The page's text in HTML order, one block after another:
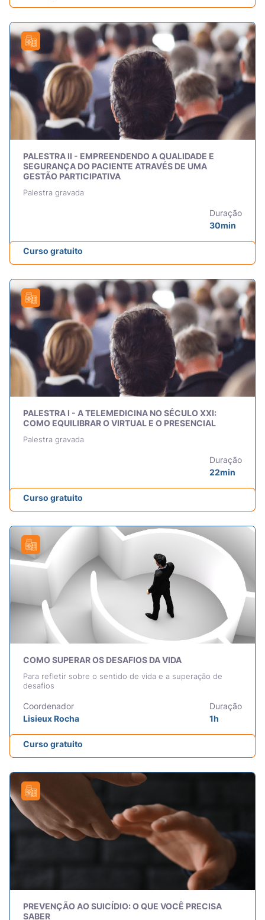
PALESTRA II - EMPREENDENDO A QUALIDADE E
SEGURANÇA DO PACIENTE ATRAVÉS DE UMA
GESTÃO PARTICIPATIVA
Palestra gravada
Duração
30min
Curso gratuito
PALESTRA I - A TELEMEDICINA NO SÉCULO XXI:
COMO EQUILIBRAR O VIRTUAL E O PRESENCIAL
Palestra gravada
Duração
22min
Curso gratuito
COMO SUPERAR OS DESAFIOS DA VIDA
Para refletir sobre o sentido de vida e a superação de
desafios
Coordenador
Lisieux Rocha
Duração
1h
Curso gratuito
PREVENÇÃO AO SUICÍDIO: O QUE VOCÊ PRECISA
SABER